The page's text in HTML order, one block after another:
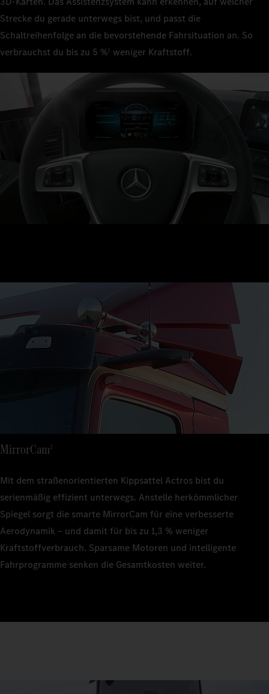
Strecke du gerade unterwegs bist, und passt die
Schaltreihenfolge an die bevorstehende Fahrsituation an. So
verbrauchst du bis zu 5 %1 weniger Kraftstoff.
MirrorCam2
Mit dem straßenorientierten Kippsattel Actros bist du
serienmäßig effizient unterwegs. Anstelle herkömmlicher
Spiegel sorgt die smarte MirrorCam für eine verbesserte
Aerodynamik – und damit für bis zu 1,3 % weniger
Kraftstoffverbrauch. Sparsame Motoren und intelligente
Fahrprogramme senken die Gesamtkosten weiter.